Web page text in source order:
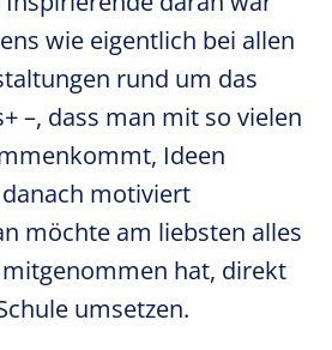
wie eigentlich bei allen
rund um das
–, dass man mit so vielen
Ideen
motiviert
möchte am liebsten alles
hat, direkt
umsetzen.